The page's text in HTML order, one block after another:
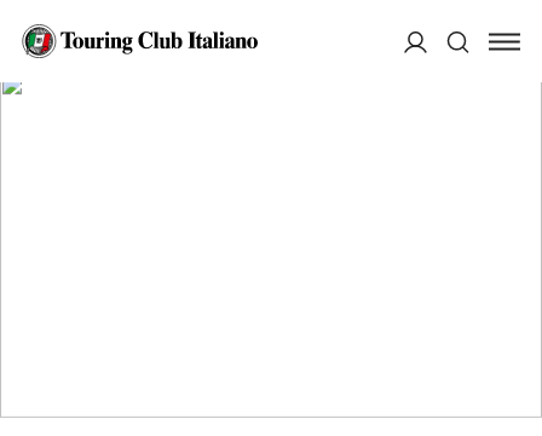
HOME
MUSEO FONDAZIONE «GIOVANNI SCARAMANGÀ DI ALTOMONTE»